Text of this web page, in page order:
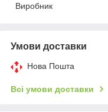
Виробник
Умови доставки
Нова Пошта
Всі умови доставки